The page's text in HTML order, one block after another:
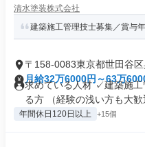
清水塗装株式会社
建築施工管理技士募集／賞与
〒158-0083東京都世田谷区
月給32万6000円～63万
求めている人材 ✓建築施工
る方 （経験の浅い方も大歓
年間休日120日以上 +15個